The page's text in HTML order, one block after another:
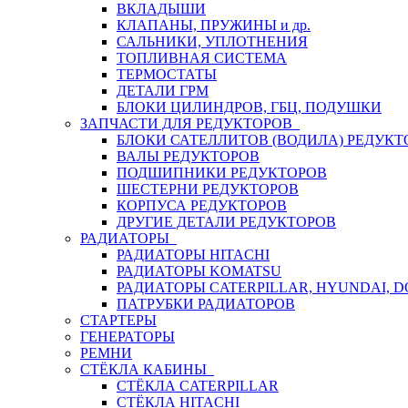
ВКЛАДЫШИ
КЛАПАНЫ, ПРУЖИНЫ и др.
САЛЬНИКИ, УПЛОТНЕНИЯ
ТОПЛИВНАЯ СИСТЕМА
ТЕРМОСТАТЫ
ДЕТАЛИ ГРМ
БЛОКИ ЦИЛИНДРОВ, ГБЦ, ПОДУШКИ
ЗАПЧАСТИ ДЛЯ РЕДУКТОРОВ
БЛОКИ САТЕЛЛИТОВ (ВОДИЛА)
ВАЛЫ РЕДУКТОРОВ
ПОДШИПНИКИ РЕДУКТОРОВ
ШЕСТЕРНИ РЕДУКТОРОВ
КОРПУСА РЕДУКТОРОВ
ДРУГИЕ ДЕТАЛИ РЕДУКТОРОВ
РАДИАТОРЫ
РАДИАТОРЫ HITACHI
РАДИАТОРЫ KOMATSU
РАДИАТОРЫ CATERPILLAR, HYUNDAI,
ПАТРУБКИ РАДИАТОРОВ
СТАРТЕРЫ
ГЕНЕРАТОРЫ
РЕМНИ
СТЁКЛА КАБИНЫ
СТЁКЛА CATERPILLAR
СТЁКЛА HITACHI